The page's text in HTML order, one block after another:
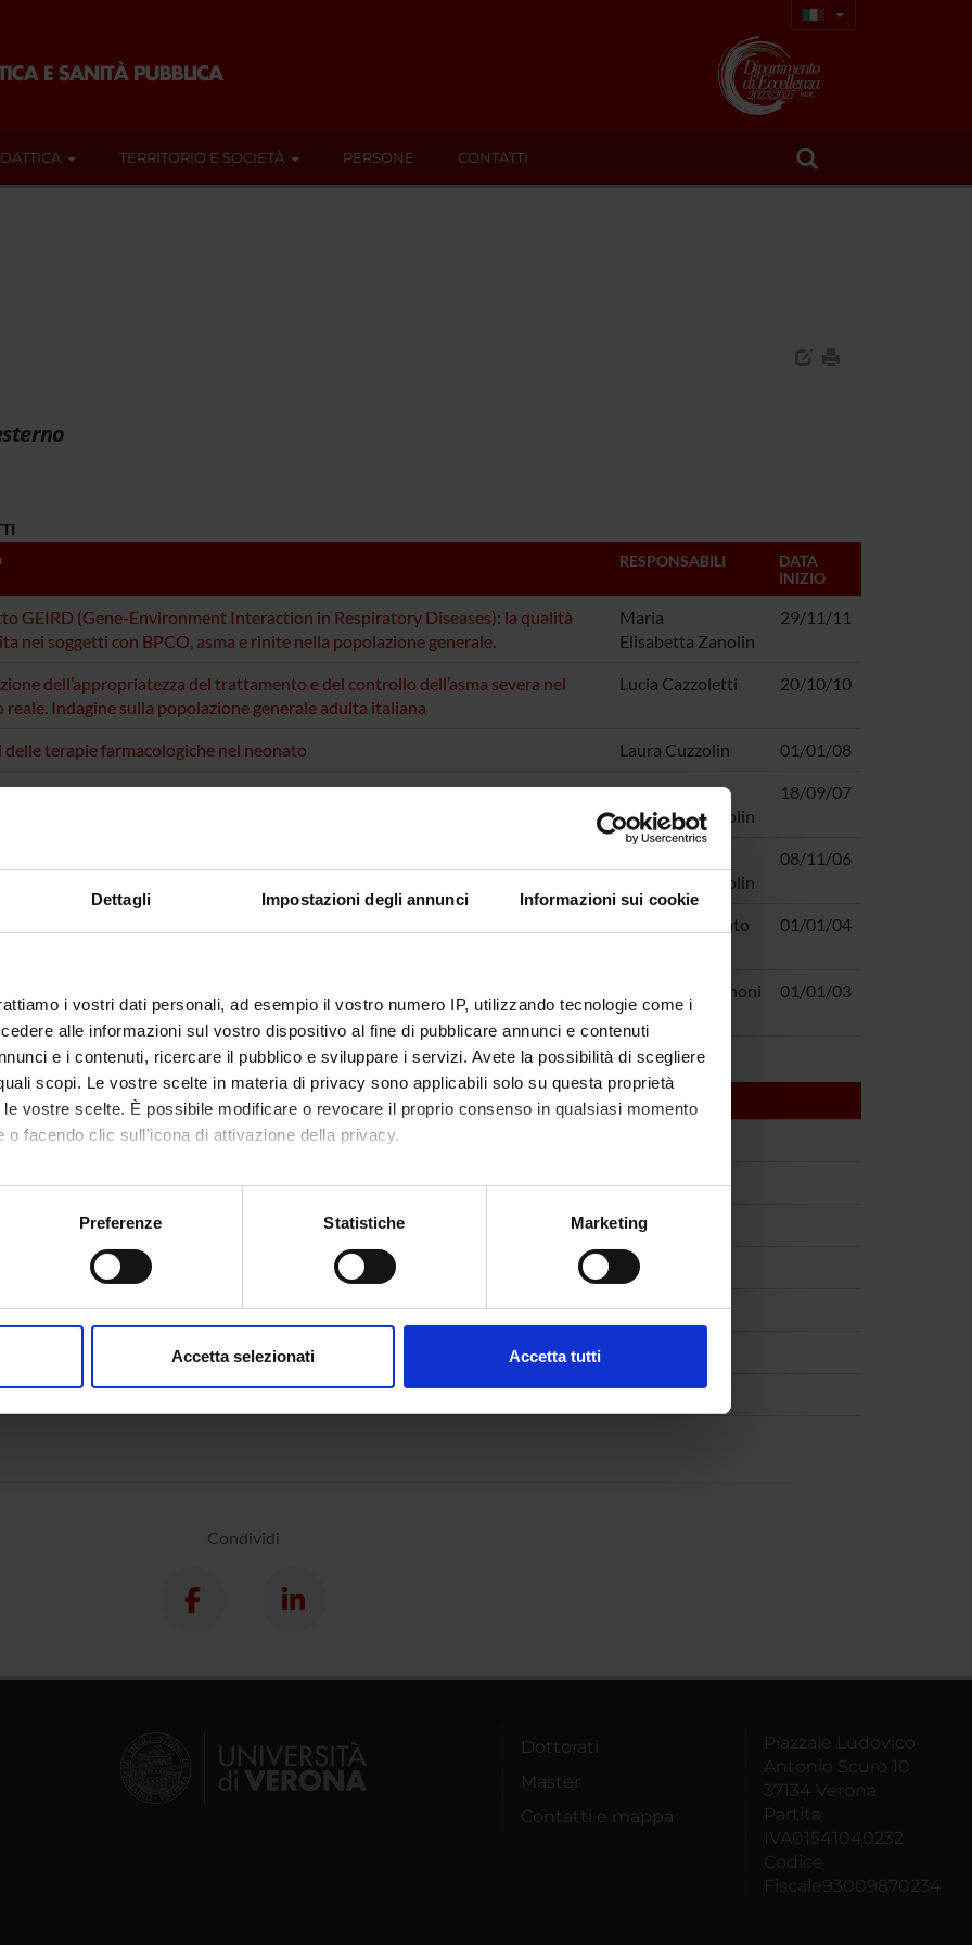
Dettagli Impostazioni degli annunci Informazioni sui cookie
i vostri dati personali, ad esempio il vostro numero IP, utilizzando tecnologie come i
alle informazioni sul vostro dispositivo al fine di pubblicare annunci e contenuti
e i contenuti, ricercare il pubblico e sviluppare i servizi. Avete la possibilità di scegliere
scopi. Le vostre scelte in materia di privacy sono applicabili solo su questa proprietà
vostre scelte. È possibile modificare o revocare il proprio consenso in qualsiasi momento
o facendo clic sull'icona di attivazione della privacy.
anche:
sulla tua posizione geografica, con un'approssimazione di qualche metro,
in qualsiasi momento dalla Dichiarazione sui cookie.
Preferenze Statistiche Marketing
Accetta selezionati Accetta tutti
TERRITORIO E SOCIETÀ PERSONE CONTATTI
RESPONSABILI
DATA
INIZIO
GEIRD (Gene-Environment Interaction in Respiratory Diseases): la qualità
nei soggetti con BPCO, asma e rinite nella popolazione generale.
Maria
Elisabetta Zanolin
29/11/11
dell’appropriatezza del trattamento e del controllo dell’asma severa nel
reale. Indagine sulla popolazione generale adulta italiana
Lucia Cazzoletti 20/10/10
delle terapie farmacologiche nel neonato Laura Cuzzolin 01/01/08
progetto GEIRD – Preparazione del questionario clinico e studio dei fattori di
Maria
Elisabetta Zanolin
18/09/07
Elisabetta Zanolin
08/11/06
AL FUMO NELLA POPOLAZIONE ADULTA DEL NORD ITALIA, E LA
Giuseppe Verlato 01/01/04
di famiglia
Giuseppina Benoni 01/01/03
FINANZIAMENTI
NUMERO
1
1
1
1
1
Condividi
Dottorati
Master
Contatti e mappa
Piazzale Ludovico
Antonio Scuro 10
37134 Verona
Partita
IVA01541040232
Codice
Fiscale93009870234